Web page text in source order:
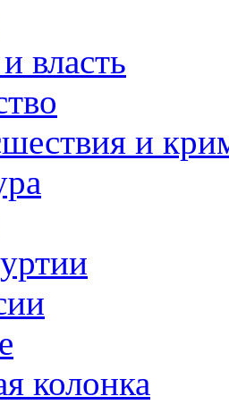
власть
и
колонка